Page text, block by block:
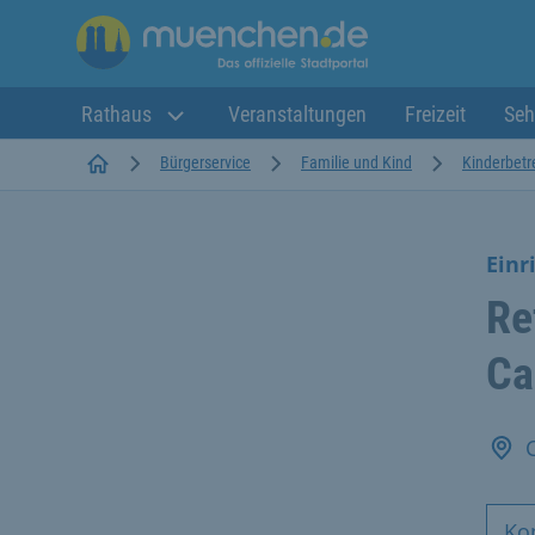
Rathaus Veranstaltungen Freizeit
StartseiteBürgerservice Familie und Kind